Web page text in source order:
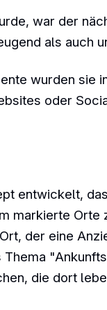
war der
als auch
wurden sie
oder
entwickelt,
markierte Orte
der eine
die dort